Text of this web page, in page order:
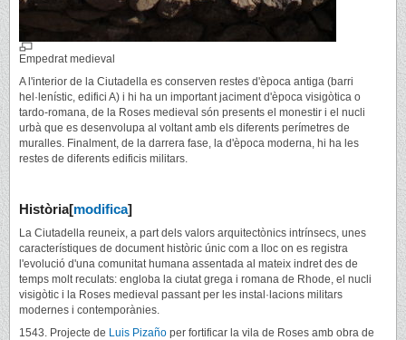
Empedrat medieval
A l'interior de la Ciutadella es conserven restes d'època antiga (barri
hel·lenístic, edifici A) i hi ha un important jaciment d'època visigòtica o
tardo-romana, de la Roses medieval són presents el monestir i el nucli
urbà que es desenvolupa al voltant amb els diferents perímetres de
muralles. Finalment, de la darrera fase, la d'època moderna, hi ha les
restes de diferents edificis militars.
Història[modifica]
La Ciutadella reuneix, a part dels valors arquitectònics intrínsecs, unes
característiques de document històric únic com a lloc on es registra
l'evolució d'una comunitat humana assentada al mateix indret des de
temps molt reculats: engloba la ciutat grega i romana de Rhode, el nucli
visigòtic i la Roses medieval passant per les instal·lacions militars
modernes i contemporànies.
1543. Projecte de Luis Pizaño per fortificar la vila de Roses amb obra de